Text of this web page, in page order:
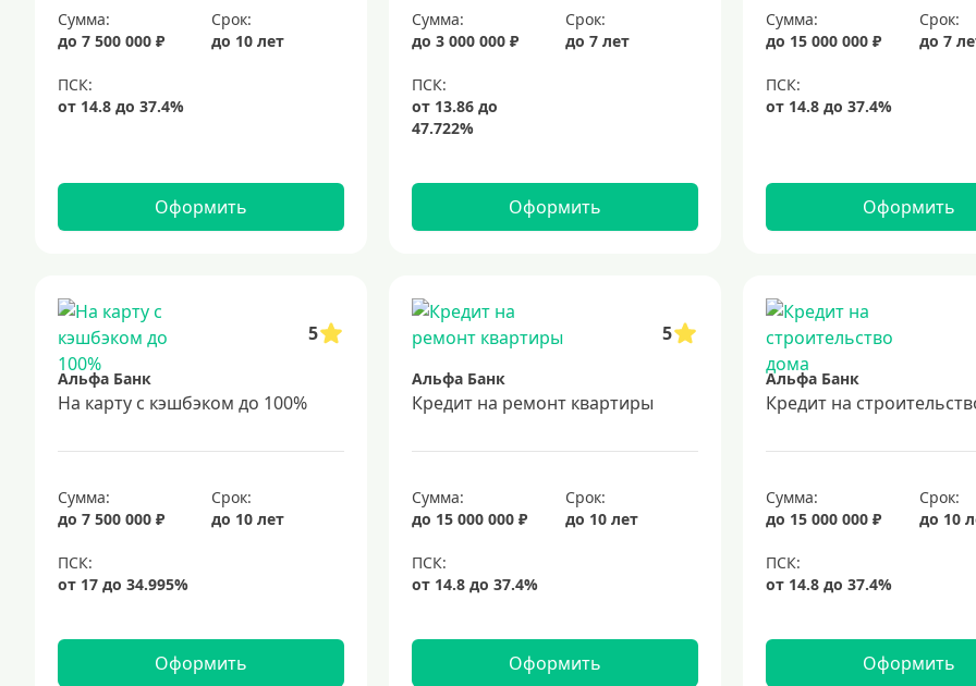
Сумма:
до 7 500 000 ₽
Срок:
до 10 лет
Оформить
Сумма:
до 3 000 000 ₽
Срок:
до 7 лет
Оформить
Сумма:
до 15 000 000 ₽
Срок:
до 7
Оформить
5
Альфа Банк
На карту с кэшбэком до 100%
Сумма:
до 7 500 000 ₽
Срок:
до 10 лет
Оформить
5
Альфа Банк
Кредит на ремонт квартиры
Сумма:
до 15 000 000 ₽
Срок:
до 10 лет
Оформить
Альфа Банк
Кредит на
Сумма:
до 15 000 000 ₽
Срок:
до 10
Оформить